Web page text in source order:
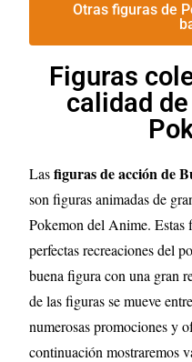
Otras figuras de
Figuras
calidad
Lasfiguras de acción de
son figuras animadas de
Pokemon del Anime. Estas
perfectas recreaciones del
buena figura con una gran
de las figuras se mueve
numerosas promociones y
continuación mostraremos